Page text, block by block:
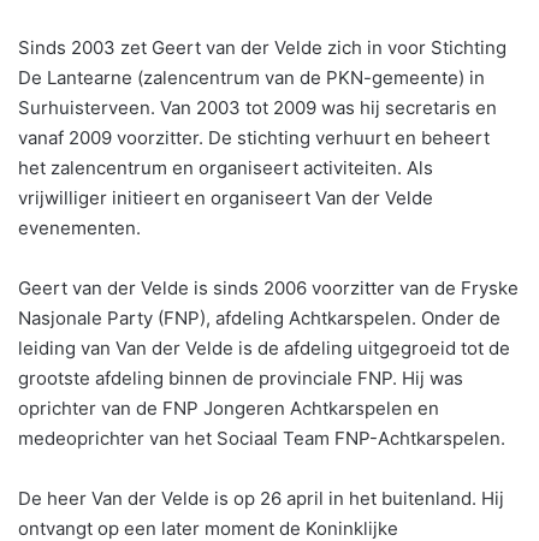
Sinds 2003 zet Geert van der Velde zich in voor Stichting
De Lantearne (zalencentrum van de PKN-gemeente) in
Surhuisterveen. Van 2003 tot 2009 was hij secretaris en
vanaf 2009 voorzitter. De stichting verhuurt en beheert
het zalencentrum en organiseert activiteiten. Als
vrijwilliger initieert en organiseert Van der Velde
evenementen.
Geert van der Velde is sinds 2006 voorzitter van de Fryske
Nasjonale Party (FNP), afdeling Achtkarspelen. Onder de
leiding van Van der Velde is de afdeling uitgegroeid tot de
grootste afdeling binnen de provinciale FNP. Hij was
oprichter van de FNP Jongeren Achtkarspelen en
medeoprichter van het Sociaal Team FNP-Achtkarspelen.
De heer Van der Velde is op 26 april in het buitenland. Hij
ontvangt op een later moment de Koninklijke